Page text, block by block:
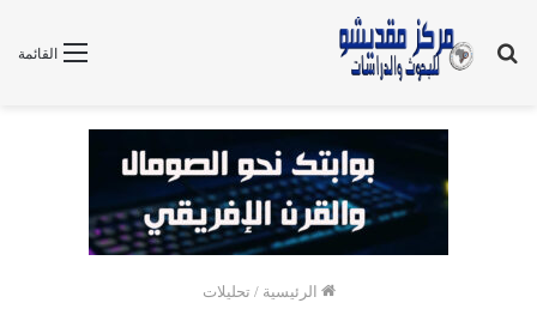
القائمة
بحث
الرئيسية / تحليلات